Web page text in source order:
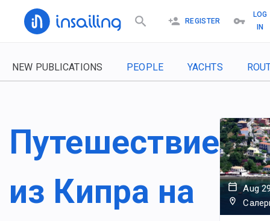
REGISTER
LOG
IN
NEW PUBLICATIONS PEOPLE YACHTS
Путешествие
из Кипра на
Aug